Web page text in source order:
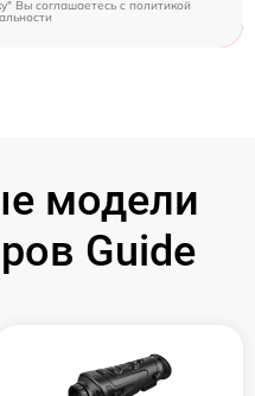
Вы соглашаетесь cполитикой
модели
Guide